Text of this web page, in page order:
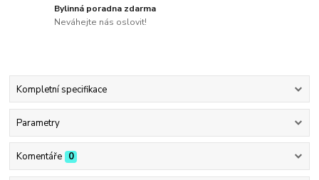
Bylinná poradna zdarma
Neváhejte nás oslovit!
Kompletní specifikace
Parametry
Komentáře 0